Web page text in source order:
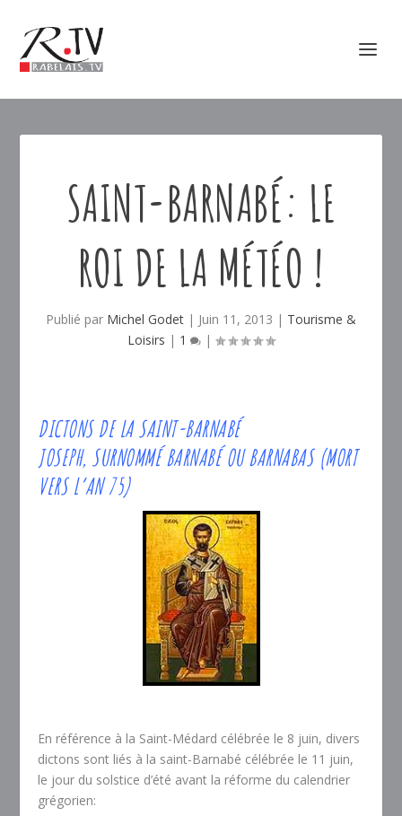
SAINT-BARNABÉ: LE
ROI DE LA MÉTÉO !
Publié par Michel Godet | Juin 11, 2013 | Tourisme &
Loisirs | 1 |
DICTONS DE LA SAINT-BARNABÉ
JOSEPH, SURNOMMÉBARNABÉOUBARNABAS(MORT
VERS L’AN 75)
En référence à la Saint-Médard célébrée le 8 juin, divers
dictons sont liés à la saint-Barnabé célébrée le 11 juin,
le jour du solstice d’été avant la réforme du calendrier
grégorien: